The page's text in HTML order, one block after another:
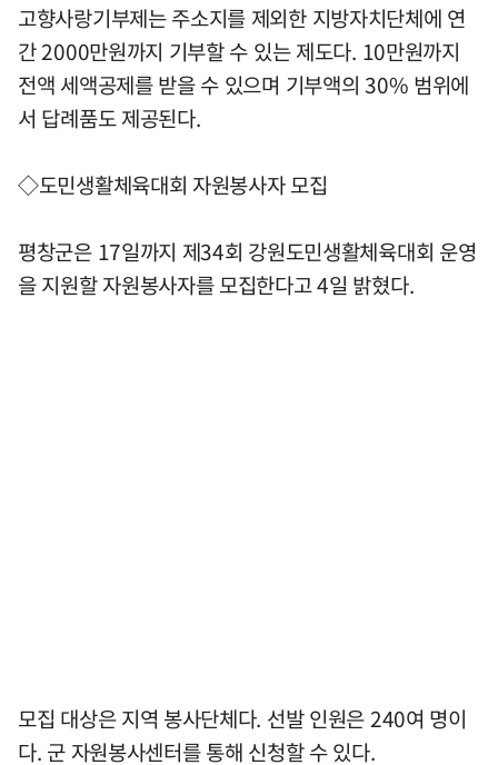
고향사랑기부제는 주소지를 제외한 지방자치단체에 연
간 2000만원까지 기부할 수 있는 제도다. 10만원까지
전액 세액공제를 받을 수 있으며 기부액의 30% 범위에
서 답례품도 제공된다.
◇도민생활체육대회 자원봉사자 모집
평창군은 17일까지 제34회 강원도민생활체육대회 운영
을 지원할 자원봉사자를 모집한다고 4일 밝혔다.
모집 대상은 지역 봉사단체다. 선발 인원은 240여 명이
다. 군 자원봉사센터를 통해 신청할 수 있다.